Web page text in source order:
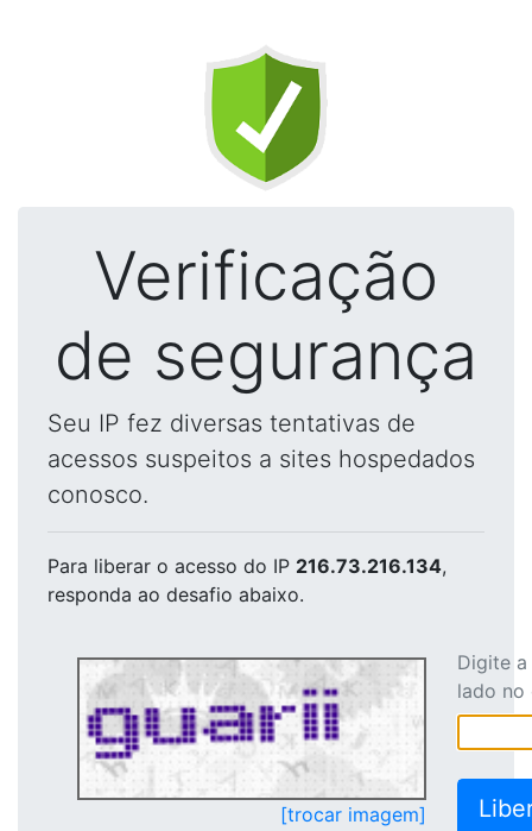
Verificação
de segurança
Seu IP fez diversas tentativas de
acessos suspeitos a sites hospedados
conosco.
Para liberar o acesso do IP 216.73.216.134,
responda ao desafio abaixo.
[trocar imagem]
Digite
lado no